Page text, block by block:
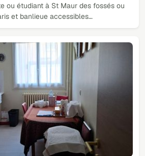
ou étudiant à St Maur des fossés ou
et banlieue accessibles…